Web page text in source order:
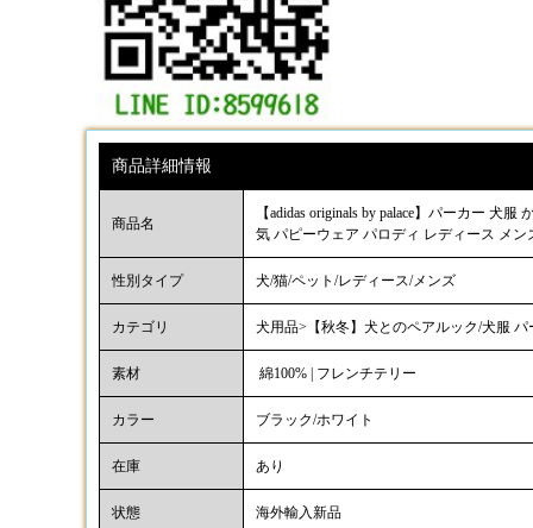
商品詳細情報
商品名
【adidas originals by palace】パーカー 犬
気 パピーウェア パロディ レディース メン
性別タイプ 犬/猫/ペット/レディース/メンズ
カテゴリ 犬用品>【秋冬】犬とのペアルック/犬服 パ
素材 綿100% | フレンチテリー
カラー ブラック/ホワイト
在庫 あり
状態 海外輸入新品